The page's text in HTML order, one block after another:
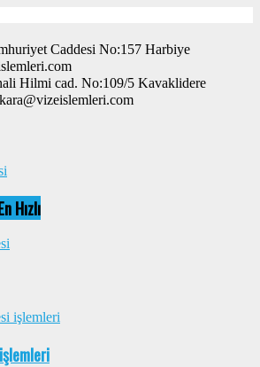
Caddesi No:157 Harbiye
Hilmi cad. No:109/5 Kavaklidere
Hızlı